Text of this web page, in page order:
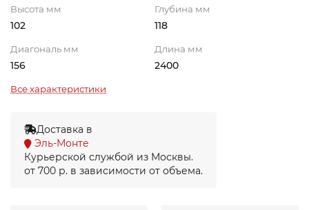
Высота мм
102
Глубина мм
118
Диагональ мм
156
Длина мм
2400
Все характеристики
Доставка в
Эль-Монте
Курьерской службой из Москвы.
от 700 р. в зависимости от объема.